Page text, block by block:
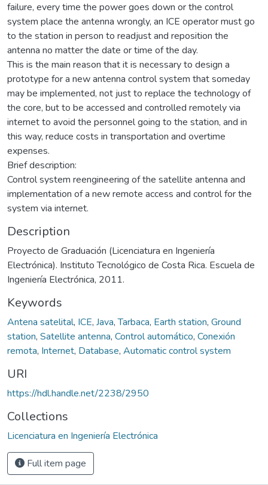
failure, every time the power goes down or the control
system place the antenna wrongly, an ICE operator must go
to the station in person to readjust and reposition the
antenna no matter the date or time of the day.
This is the main reason that it is necessary to design a
prototype for a new antenna control system that someday
may be implemented, not just to replace the technology of
the core, but to be accessed and controlled remotely via
internet to avoid the personnel going to the station, and in
this way, reduce costs in transportation and overtime
expenses.
Brief description:
Control system reengineering of the satellite antenna and
implementation of a new remote access and control for the
system via internet.
Description
Proyecto de Graduación (Licenciatura en Ingeniería
Electrónica). Instituto Tecnológico de Costa Rica. Escuela de
Ingeniería Electrónica, 2011.
Keywords
Antena satelital, ICE, Java,Tarbaca, Earth station, Ground
station, Satellite antenna, Control automático, Conexión
remota, Internet, Database, Automatic control system
URI
https://hdl.handle.net/2238/2950
Collections
Licenciatura en Ingeniería Electrónica
Full item page